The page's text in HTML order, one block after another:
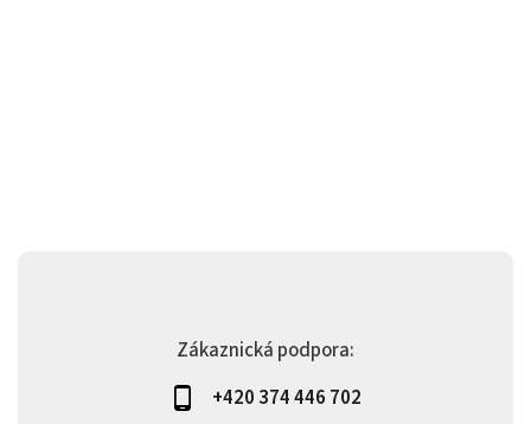
Zákaznická podpora:
+420 374 446 702